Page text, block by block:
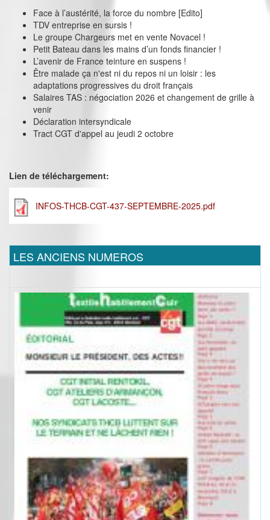
Face à l’austérité, la force du nombre [Edito]
TDV entreprise en sursis !
Le groupe Chargeurs met en vente Novacel !
Petit Bateau dans les mains d’un fonds financier !
L’avenir de France teinture en suspens !
Être malade ça n'est ni du repos ni un loisir : les
adaptations progressives du droit français
Salaires TAS : négociation 2026 et changement de grille à
venir
Déclaration intersyndicale
Tract CGT d'appel au jeudi 2 octobre
Lien de téléchargement:
INFOS-THCB-CGT-437-SEPTEMBRE-2025.pdf
LES ANCIENS NUMEROS